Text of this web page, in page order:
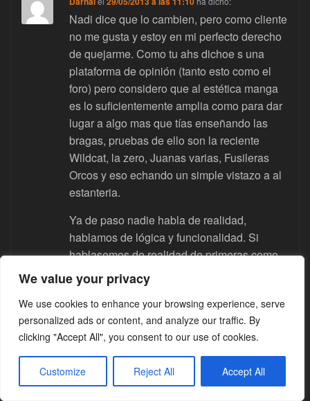
We value your privacy
We use cookies to enhance your browsing experience, serve
personalized ads or content, and analyze our traffic. By
clicking "Accept All", you consent to our use of cookies.
Customize Reject All Accept All
Nadi dice que lo cambien, pero como cliente
no me gusta y estoy en mi perfecto derecho
de quejarme. Como tu ahs dichoe s una
plataforma de opinión (tanto esto como el
foro) pero considero que al estética manga
es lo suficientemente amplia como para dar
lugar a algo mas que tías enseñando las
bragas, pruebas de ello son la reciente
Wildcat, la zero, Juanas varias, Fusileras
Orcos y eso echando un simple vistazo a al
estanteria.
Ya de paso nadie habla de realidad,
hablamos de lógica y funcionalidad. Si
hablasemos de realidad de primeras como
dices ni robots ni hombres lobo ni aliens.
Pero los tacones son incómodos aqui y en
japón (si no mira algun dia que salgas hasta
tarde cuantas chicas vuelven a casa con
ellos en la mano) y la minifalda y el enseñar
las bragas os pongais como so pongais noe
s mas manga que Evangelion donde